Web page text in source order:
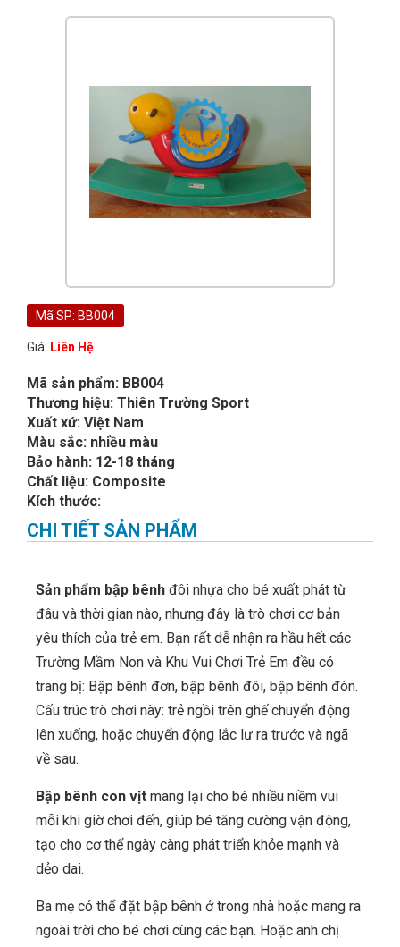
Mã SP: BB004
Giá: Liên Hệ
Mã sản phẩm: BB004
Thương hiệu: Thiên Trường Sport
Xuất xứ: Việt Nam
Màu sắc: nhiều màu
Bảo hành: 12-18 tháng
Chất liệu: Composite
Kích thước:
CHI TIẾT SẢN PHẨM
Sản phẩm bập bênh đôi nhựa cho bé xuất phát từ
đâu và thời gian nào, nhưng đây là trò chơi cơ bản
yêu thích của trẻ em. Bạn rất dễ nhận ra hầu hết các
Trường Mầm Non và Khu Vui Chơi Trẻ Em đều có
trang bị: Bập bênh đơn, bập bênh đôi, bập bênh đòn.
Cấu trúc trò chơi này: trẻ ngồi trên ghế chuyển động
lên xuống, hoặc chuyển động lắc lư ra trước và ngã
về sau.
Bập bênh con vịt mang lại cho bé nhiều niềm vui
mỗi khi giờ chơi đến, giúp bé tăng cường vận động,
tạo cho cơ thể ngày càng phát triển khỏe mạnh và
dẻo dai.
Ba mẹ có thể đặt bập bênh ở trong nhà hoặc mang ra
ngoài trời cho bé chơi cùng các bạn. Hoặc anh chị